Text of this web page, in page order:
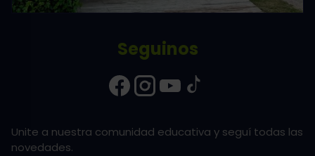
Seguinos
Unite a nuestra comunidad educativa y seguí todas las
novedades.